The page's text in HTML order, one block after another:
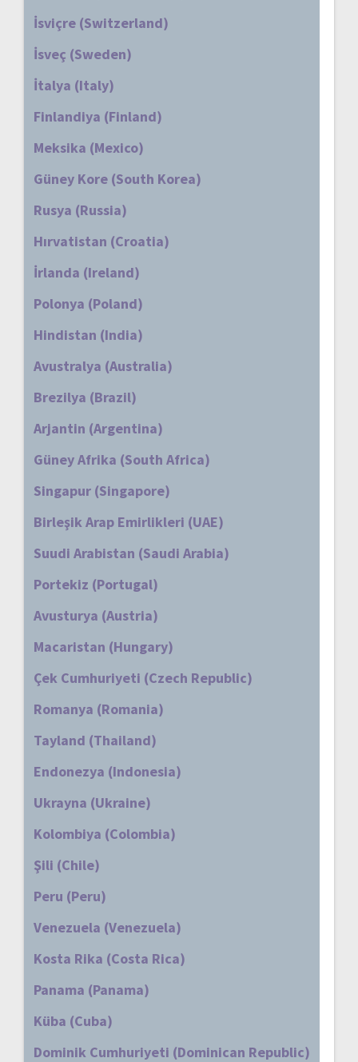
İsviçre (Switzerland)
İsveç (Sweden)
İtalya (Italy)
Finlandiya (Finland)
Meksika (Mexico)
Güney Kore (South Korea)
Rusya (Russia)
Hırvatistan (Croatia)
İrlanda (Ireland)
Polonya (Poland)
Hindistan (India)
Avustralya (Australia)
Brezilya (Brazil)
Arjantin (Argentina)
Güney Afrika (South Africa)
Singapur (Singapore)
Birleşik Arap Emirlikleri (UAE)
Suudi Arabistan (Saudi Arabia)
Portekiz (Portugal)
Avusturya (Austria)
Macaristan (Hungary)
Çek Cumhuriyeti (Czech Republic)
Romanya (Romania)
Tayland (Thailand)
Endonezya (Indonesia)
Ukrayna (Ukraine)
Kolombiya (Colombia)
Şili (Chile)
Peru (Peru)
Venezuela (Venezuela)
Kosta Rika (Costa Rica)
Panama (Panama)
Küba (Cuba)
Dominik Cumhuriyeti (Dominican Republic)